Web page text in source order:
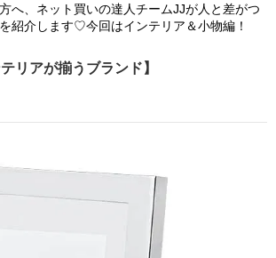
へ、ネット買いの達人チームJJが人と差がつ
紹介します♡今回はインテリア＆小物編！
リアが揃うブランド】